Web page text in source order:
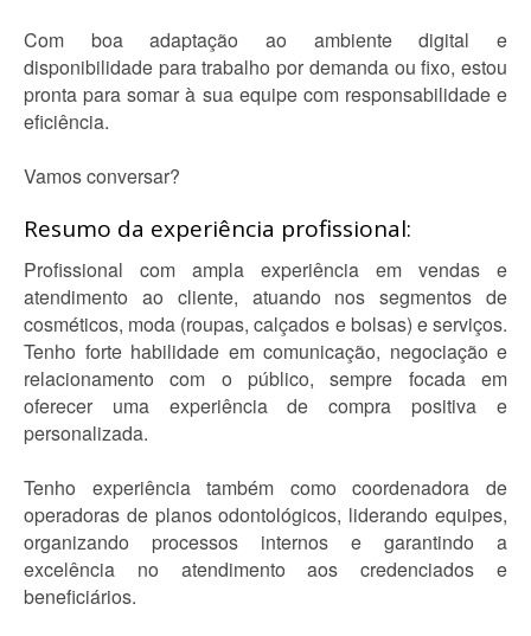
Com boa adaptação ao ambiente digital e
disponibilidade para trabalho por demanda ou fixo, estou
pronta para somar à sua equipe com responsabilidade e
eficiência.
Vamos conversar?
Resumo da experiência profissional:
Profissional com ampla experiência em vendas e
atendimento ao cliente, atuando nos segmentos de
cosméticos, moda (roupas, calçados e bolsas) e serviços.
Tenho forte habilidade em comunicação, negociação e
relacionamento com o público, sempre focada em
oferecer uma experiência de compra positiva e
personalizada.
Tenho experiência também como coordenadora de
operadoras de planos odontológicos, liderando equipes,
organizando processos internos e garantindo a
excelência no atendimento aos credenciados e
beneficiários.